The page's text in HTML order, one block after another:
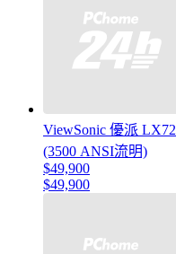
ViewSonic 優派
(3500 ANSI流明)
$49,900
$49,900